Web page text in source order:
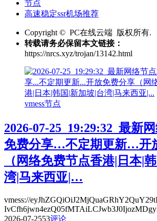
节点
高速稳定ssr机场推荐
Copyright © PC在线云端 版权所有.
转载请务必保留本文链接：
https://nrcs.xyz/trojan/13142.html
vmess节点
2026-07-25_19:29:32_最新
免费分享…不定期更新…开
（网络免费节点香港|日本|
湾|马来西亚|…
vmess://
2026-07-2553评论